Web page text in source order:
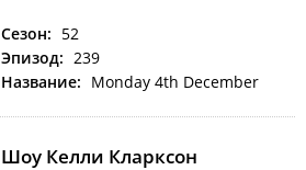
Сезон: 52
Эпизод: 239
Название: Monday 4th December
Шоу Келли Кларксон